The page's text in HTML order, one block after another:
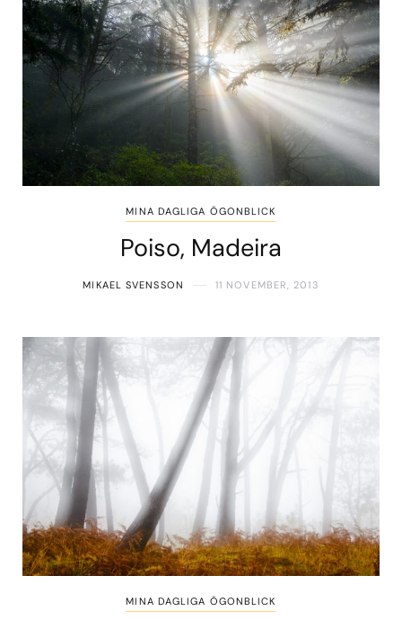
MINA DAGLIGA ÖGONBLICK
Poiso, Madeira
MIKAEL SVENSSON 11 NOVEMBER, 2013
MINA DAGLIGA ÖGONBLICK